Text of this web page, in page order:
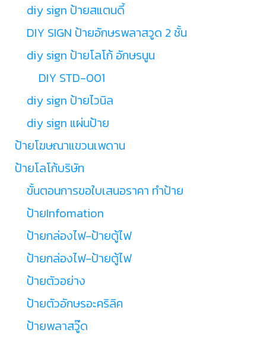
diy sign ป้ายสแตนดี้
DIY SIGN ป้ายอักษรพลาสวูด 2 ชั้น
diy sign ป้ายโลโก้ อักษรนูน
DIY STD-001
diy sign ป้ายไวนิล
diy sign แผ่นป้าย
ป้ายโฆษณาแขวนเพดาน
ป้ายโลโก้บริษัท
ขั้นตอนการขอใบเสนอราคา ทำป้าย
ป้ายInfomation
ป้ายกล่องไฟ-ป้ายตู้ไฟ
ป้ายกล่องไฟ-ป้ายตู้ไฟ
ป้ายตัวอย่าง
ป้ายตัวอักษรอะคริลิค
ป้ายพลาสวู๊ด